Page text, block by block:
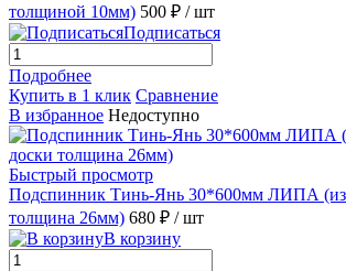
толщиной 10мм) 500 ₽ / шт
Подписаться
Подробнее
Купить в 1 клик Сравнение
В избранное Недоступно
Быстрый просмотр
Подспинник Тинь-Янь 30*600мм ЛИПА (из
толщина 26мм) 680 ₽ / шт
В корзину